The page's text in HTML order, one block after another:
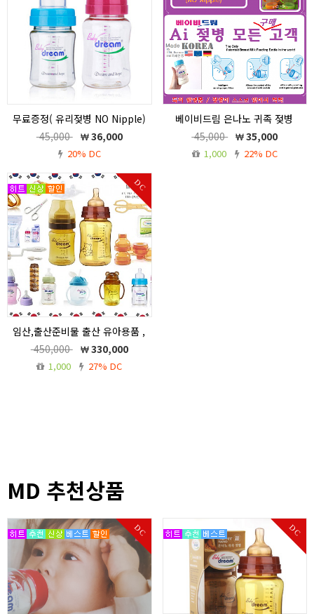
무료증정( 유리젖병 NO Nipple)
/ 베이비드림 인공지능젖병
무료증정( 유리젖병 NO Nipple) / 베이
비드림 인공지능젖병 260ml <구매고객
에 선착순50명 한정 무료 증정 >
45,000 36,000
20% DC
베이비드림 은나노 귀족 젖병
260ml . (항균력99.9%)
임신,출산준비물 세트,베이비드림 제품
3만원이상 구매구객 ,무료증정-유리젖병
45,000 35,000
1,000 22% DC
DC
임산,출산준비물 출산 유아용품 ,
베이비드림, 세트
임신,출산,유아용품,임산부 용품 제조 ,판
매점 베이비드림,출산용품 세트
450,000 330,000
1,000 27% DC
MD 추천상품
DC DC